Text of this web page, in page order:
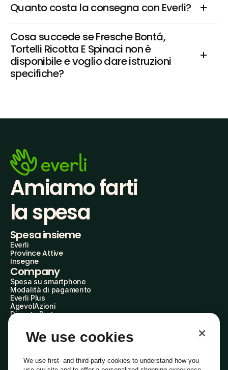
Quanto costa la consegna con Everli?
Cosa succede se Fresche Bontá,
Tortelli Ricotta E Spinaci non è
disponibile e voglio dare istruzioni
specifiche?
Amiamo farti
la spesa
Spesa insieme
Everli
Province Attive
Insegne
Company
Spesa su smartphone
Modalità di pagamento
Everli Plus
AgevolAzioni
Diventa Partner
Everli Shoppers
About Us
Everli News
Domande frequenti
We use cookies
We use first- and third-party cookies to understand how you